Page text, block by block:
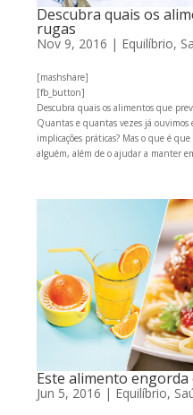
Descubra quais os
rugas
Nov 9, 2016 | Equilíbrio,
[mashshare]
[fb_button]
Descubra quais os alimentos que
Quantas e quantas vezes já ouvimos
implicações práticas? Mas o que é
alguém, além de o ajudar a manter
Este alimento
Jun 5, 2016 | Equilíbrio,